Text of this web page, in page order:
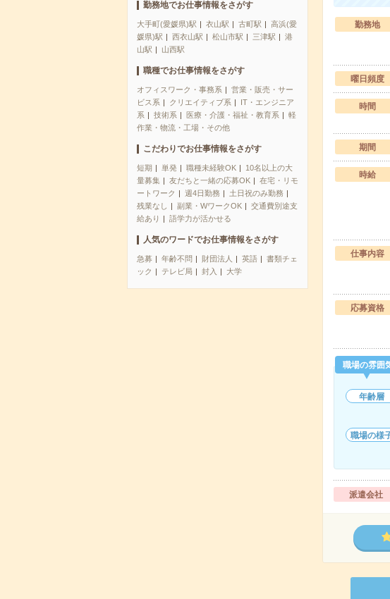
勤務地でお仕事情報をさがす
大手町(愛媛県)駅 衣山駅 古町駅
高浜(愛
媛県)駅
西衣山駅 松山市駅 三津駅
港
山駅
山西駅
職種でお仕事情報をさがす
オフィスワーク・事務系
営業・販売・サー
ビス系
クリエイティブ系
IT・エンジニア
系
技術系 医療・介護・福祉・教育系
軽
作業・物流・工場・その他
こだわりでお仕事情報をさがす
短期 単発 職種未経験OK
10名以上の大
量募集
友だちと一緒の応募OK
在宅・リモ
ートワーク
週4日勤務
土日祝のみ勤務
残業なし
副業・WワークOK
交通費別途支
給あり
語学力が活かせる
人気のワードでお仕事情報をさがす
急募 年齢不問 財団法人 英語
書類チェ
ック
テレビ局 封入 大学
勤務地
曜日頻度
時間
期間
時給
仕事内容
応募資格
職場の雰囲
年齢層
職場の様
派遣会社